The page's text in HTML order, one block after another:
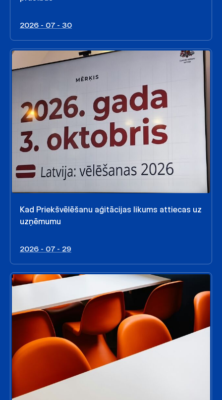
2026 - 07 - 30
Kad Priekšvēlēšanu aģitācijas likums attiecas uz
uzņēmumu
2026 - 07 - 29